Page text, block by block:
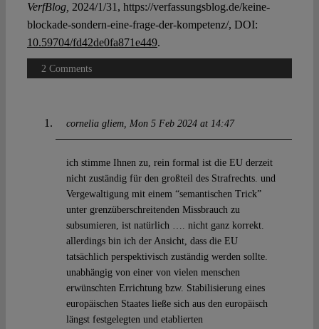
VerfBlog, 2024/1/31, https://verfassungsblog.de/keine-
blockade-sondern-eine-frage-der-kompetenz/, DOI:
10.59704/fd42de0fa871e449.
2 Comments
cornelia gliem Mon 5 Feb 2024 at 14:47
ich stimme Ihnen zu, rein formal ist die EU derzeit
nicht zuständig für den großteil des Strafrechts. und
Vergewaltigung mit einem “semantischen Trick”
unter grenzüberschreitenden Missbrauch zu
subsumieren, ist natürlich …. nicht ganz korrekt.
allerdings bin ich der Ansicht, dass die EU
tatsächlich perspektivisch zuständig werden sollte.
unabhängig von einer von vielen menschen
erwünschten Errichtung bzw. Stabilisierung eines
europäischen Staates ließe sich aus den europäisch
längst festgelegten und etablierten